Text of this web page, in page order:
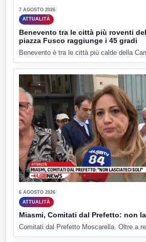
7 AGOSTO 2026
ATTUALITÀ
Benevento tra le città più roventi
piazza Fusco raggiunge i 45 gradi
Benevento è tra le città più calde della
6 AGOSTO 2026
ATTUALITÀ
Miasmi, Comitati dal Prefetto: non
Comitati dal Prefetto Moscarella. Oltre a